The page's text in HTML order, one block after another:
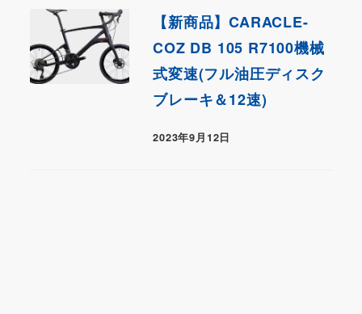
【新商品】CARACLE-
COZ DB 105 R7100機械
式変速(フル油圧ディスク
ブレーキ＆12速)
2023年9月12日